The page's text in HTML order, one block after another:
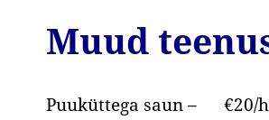
Muud
Puuküttega saun – €20/h